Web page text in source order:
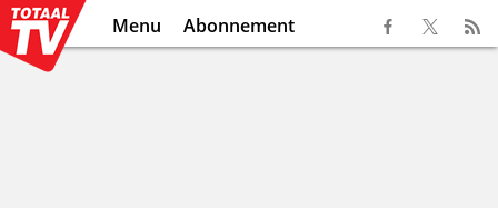
Menu Abonnement